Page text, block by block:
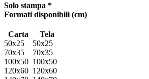
Solo stampa *
Formati disponibili (cm)
Carta
Tela
50x25
50x25
70x35
70x35
100x50 100x50
120x60 120x60